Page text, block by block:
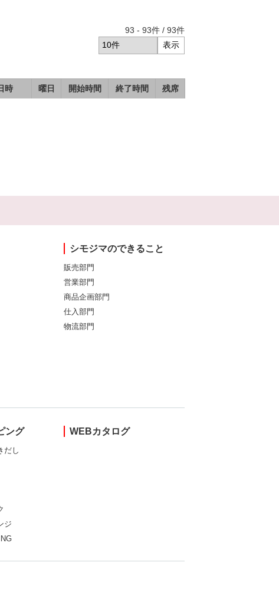
93 - 93件 / 93件
時 曜日 開始時間 終了時間 残席
シモジマのできること
販売部門
営業部門
商品企画部門
仕入部門
物流部門
ング
だし
ジ
WEBカタログ